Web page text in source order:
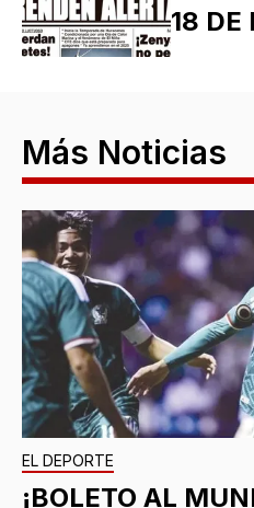
18 DE
Más Noticias
EL DEPORTE
¡BOLETO AL